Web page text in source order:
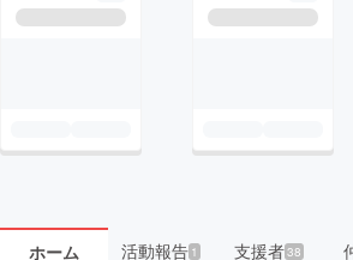
ホーム 活動報告1 支援者38